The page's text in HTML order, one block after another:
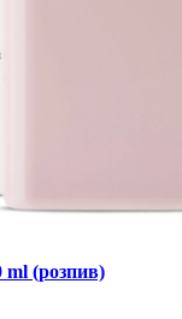
ml (розпив)